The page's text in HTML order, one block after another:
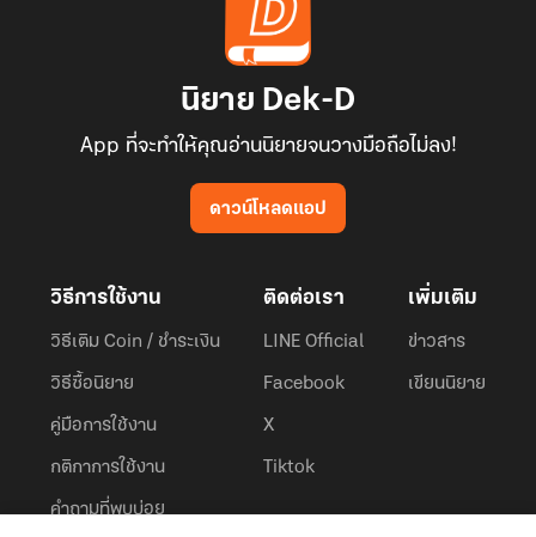
นิยาย Dek-D
App ที่จะทำให้คุณอ่านนิยายจนวางมือถือไม่ลง!
ดาวน์โหลดแอป
วิธีการใช้งาน
วิธีเติม Coin / ชำระเงิน
วิธีซื้อนิยาย
คู่มือการใช้งาน
กติกาการใช้งาน
คำถามที่พบบ่อย
ติดต่อเรา
LINE Official
Facebook
X
Tiktok
เพิ่มเติม
ข่าวสาร
เขียนนิยาย